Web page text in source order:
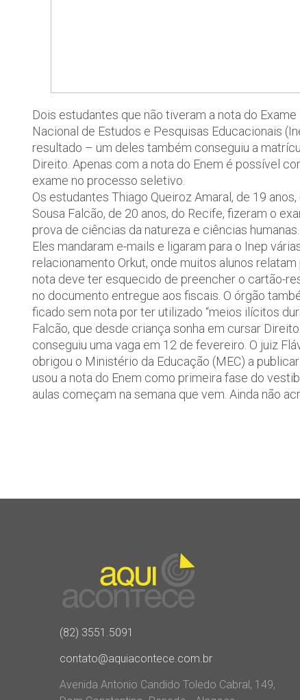
Dois estudantes que não tiveram a nota do
Nacional de Estudos e Pesquisas Educacionais
resultado – um deles também conseguiu a
Direito. Apenas com a nota do Enem é possível
exame no processo seletivo.
Os estudantes Thiago Queiroz Amaral, de 19
Sousa Falcão, de 20 anos, do Recife, fizeram o
prova de ciências da natureza e ciências
Eles mandaram e-mails e ligaram para o Inep
relacionamento Orkut, onde muitos alunos
nota deve ter esquecido de preencher o cartão-
no documento entregue aos fiscais. O órgão
ficado sem nota por ter utilizado “meios ilícitos
Falcão, que desde criança sonha em cursar
conseguiu uma vaga em 12 de fevereiro. O juiz
obrigou o Ministério da Educação (MEC) a
usou a nota do Enem como primeira fase do
aulas começam na semana que vem. Ainda não
(82) 3551.5091
contato@aquiacontece.com.br
Avenida Antonio Candido Toledo Cabral, 149,